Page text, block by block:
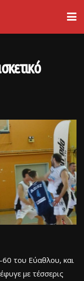
60 του Εύαθλου, και
με τέσσερις